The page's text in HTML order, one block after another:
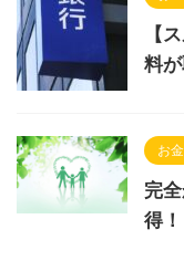
【
料
お金
完
得！